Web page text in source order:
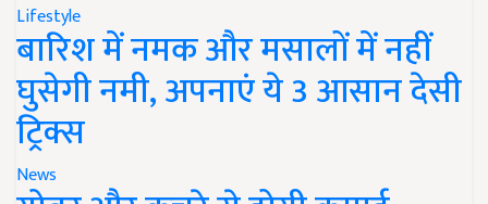
Lifestyle
बारिश में नमक और मसालों में नहीं
घुसेगी नमी, अपनाएं ये 3 आसान देसी
ट्रिक्स
News